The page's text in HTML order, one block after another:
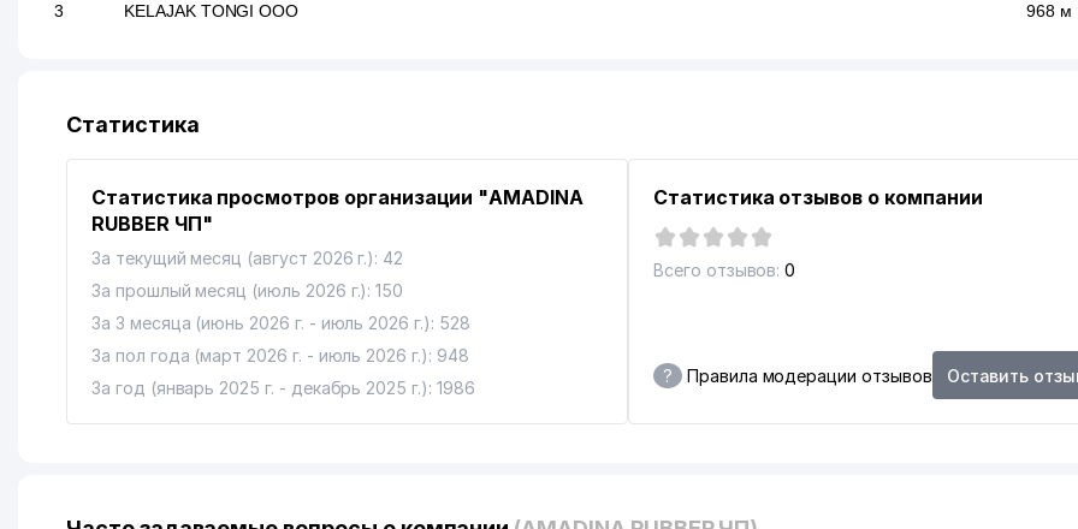
3 KELAJAK TONGI ООО 968 м
Статистика
Статистика просмотров организации "AMADINA
RUBBER ЧП"
За текущий месяц (август 2026 г.): 42
За прошлый месяц (июль 2026 г.): 150
За 3 месяца (июнь 2026 г. - июль 2026 г.): 528
За пол года (март 2026 г. - июль 2026 г.): 948
За год (январь 2025 г. - декабрь 2025 г.): 1986
Статистика отзывов о компании
Всего отзывов: 0
? Правила модерации отзывов Оставить